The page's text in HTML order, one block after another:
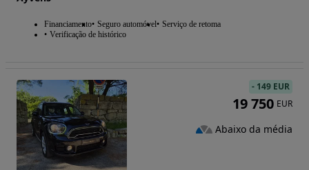
Financiamento Seguro automóvel Serviço de retoma
Verificação de histórico
- 149 EUR
19 750 EUR
Abaixo da média